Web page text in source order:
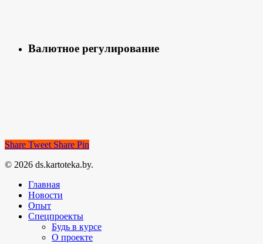
Валютное регулирование
Share Tweet Share Pin
© 2026 ds.kartoteka.by.
Главная
Новости
Опыт
Спецпроекты
Будь в курсе
О проекте